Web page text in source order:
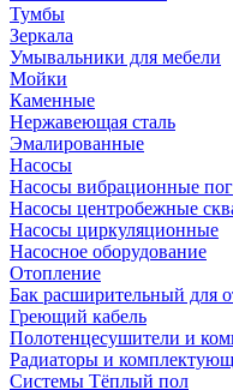
Тумбы
Зеркала
Умывальники для мебели
Мойки
Каменные
Нержавеющая сталь
Эмалированные
Насосы
Насосы вибрационные
Насосы центробежные
Насосы циркуляционные
Насосное оборудование
Отопление
Бак расширительный для
Греющий кабель
Полотенцесушители и
Радиаторы и
Системы Тёплый пол